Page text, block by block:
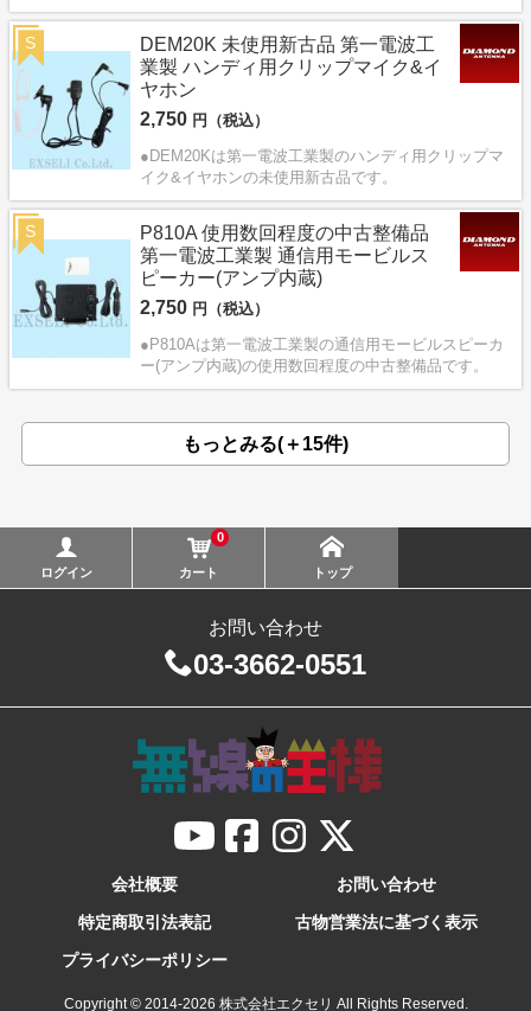
DEM20K 未使用新古品 第一電波工
業製 ハンディ用クリップマイク&イ
ヤホン
2,750 円（税込）
●DEM20Kは第一電波工業製のハンディ用クリップマ
イク&イヤホンの未使用新古品です。
S
P810A 使用数回程度の中古整備品
第一電波工業製 通信用モービルス
ピーカー(アンプ内蔵)
2,750 円（税込）
●P810Aは第一電波工業製の通信用モービルスピーカ
ー(アンプ内蔵)の使用数回程度の中古整備品です。
S
もっとみる(＋15件)
ログイン
0
カート トップ
お問い合わせ
03-3662-0551
会社概要
お問い合わせ
特定商取引法表記
古物営業法に基づく表示
プライバシーポリシー
Copyright © 2014-2026 株式会社エクセリ All Rights Reserved.